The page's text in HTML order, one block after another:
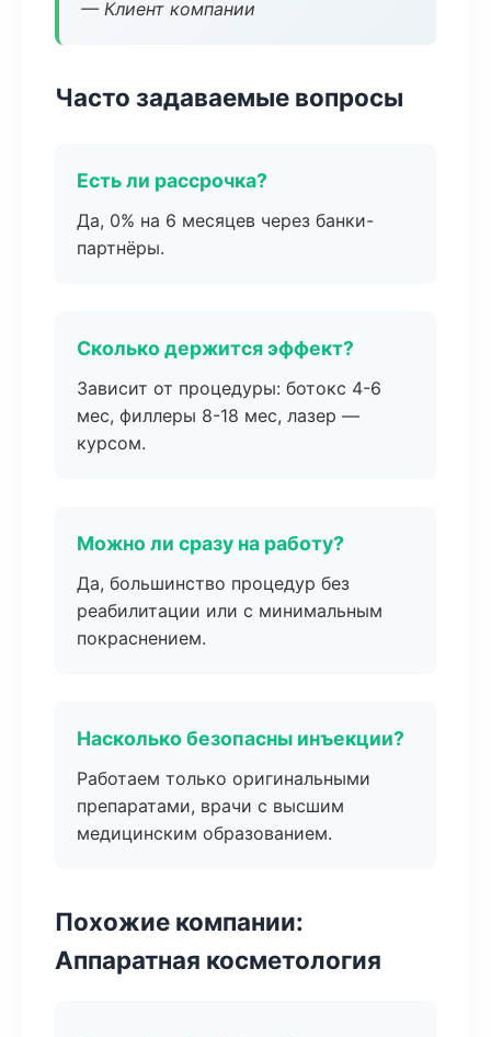
— Клиент компании
Часто задаваемые вопросы
Есть ли рассрочка?
Да, 0% на 6 месяцев через банки-
партнёры.
Сколько держится эффект?
Зависит от процедуры: ботокс 4-6
мес, филлеры 8-18 мес, лазер —
курсом.
Можно ли сразу на работу?
Да, большинство процедур без
реабилитации или с минимальным
покраснением.
Насколько безопасны инъекции?
Работаем только оригинальными
препаратами, врачи с высшим
медицинским образованием.
Похожие компании:
Аппаратная косметология